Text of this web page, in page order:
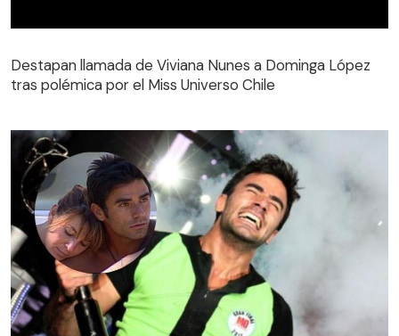
tras polémica por el Miss Universo Chile
Destapan llamada de Viviana Nunes a Dominga López
tras polémica por el Miss Universo Chile